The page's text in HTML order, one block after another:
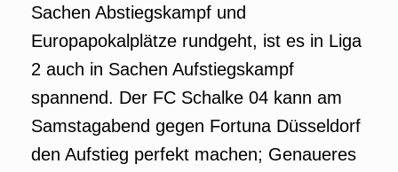
Sachen Abstiegskampf und
Europapokalplätze rundgeht, ist es in Liga
2 auch in Sachen Aufstiegskampf
spannend. Der FC Schalke 04 kann am
Samstagabend gegen Fortuna Düsseldorf
den Aufstieg perfekt machen; Genaueres